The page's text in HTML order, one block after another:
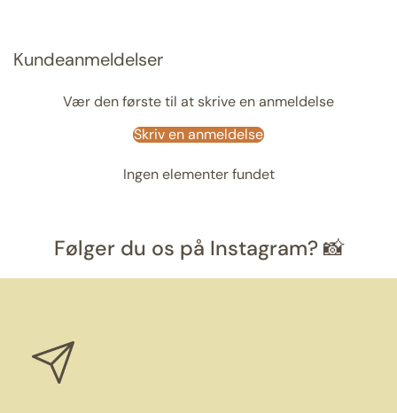
Kundeanmeldelser
Vær den første til at skrive en anmeldelse
Skriv en anmeldelse
Ingen elementer fundet
Følger du os på Instagram? 📸